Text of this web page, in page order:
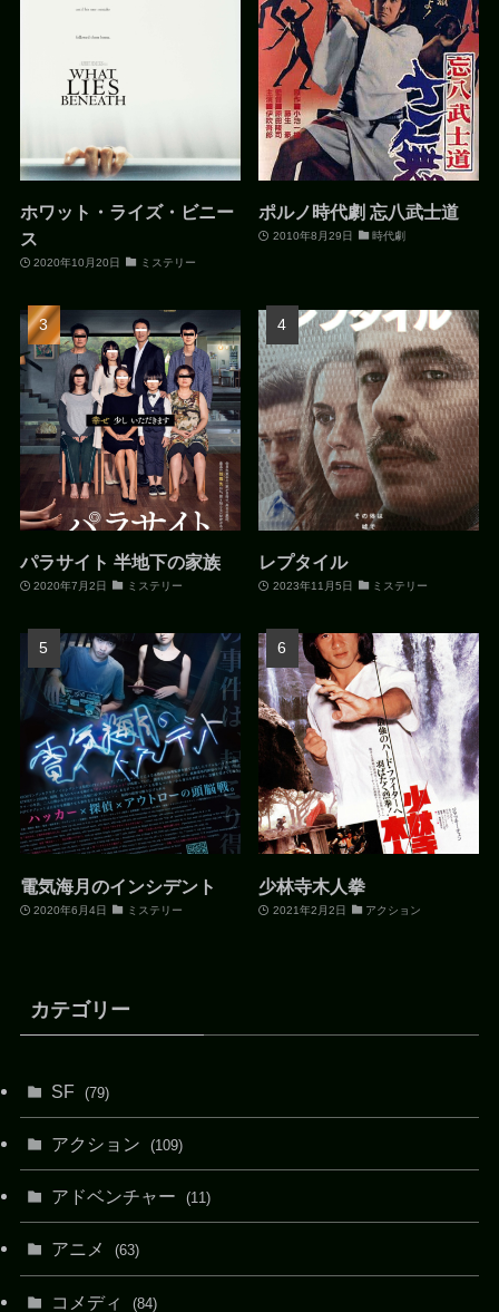
ホワット・ライズ・ビニー
ス
2020年10月20日 ミステリー
ポルノ時代劇 忘八武士道
2010年8月29日 時代劇
パラサイト 半地下の家族
2020年7月2日 ミステリー
レプタイル
2023年11月5日 ミステリー
電気海月のインシデント
2020年6月4日 ミステリー
少林寺木人拳
2021年2月2日 アクション
カテゴリー
SF (79)
アクション (109)
アドベンチャー (11)
アニメ (63)
コメディ (84)